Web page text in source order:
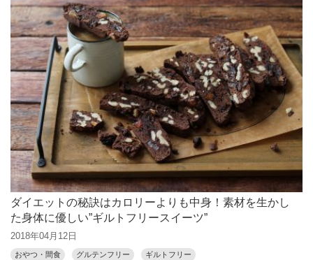
ダイエットの秘訣はカロリーよりも中身！素材を生かし
た身体に優しい”ギルトフリースイーツ”
2018年04月12日
おやつ・間食 グルテンフリー ギルトフリー